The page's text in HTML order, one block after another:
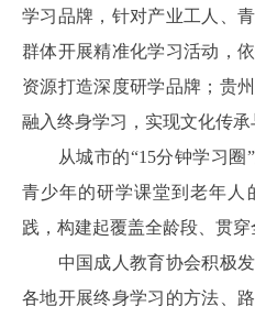
学习品牌，针对产业工人、
群体开展精准化学习活动，
资源打造深度研学品牌；贵
融入终身学习，实现文化传承
从城市的“15分钟学习圈”
青少年的研学课堂到老年人
践，构建起覆盖全龄段、贯穿
中国成人教育协会积极发
各地开展终身学习的方法、